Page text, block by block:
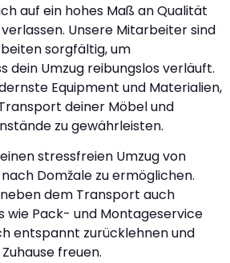
auf ein hohes Maß an Qualität
Unsere Mitarbeiter sind
sorgfältig, um
dein Umzug reibungslos verläuft.
Equipment und Materialien,
deiner Möbel und
zu gewährleisten.
stressfreien Umzug von
Domžale zu ermöglichen.
dem Transport auch
wie Pack- und Montageservice
entspannt zurücklehnen und
freuen.